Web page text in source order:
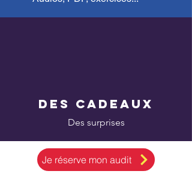
Des cadeaux
Des surprises
Je réserve mon audit